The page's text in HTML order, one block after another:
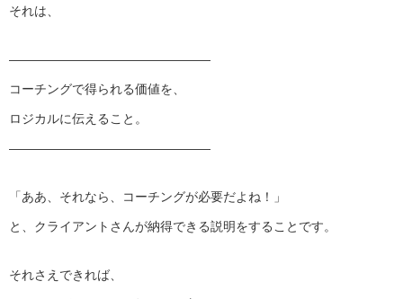
それは、
————————————————
コーチングで得られる価値を、
ロジカルに伝えること。
————————————————
「ああ、それなら、コーチングが必要だよね！」
と、クライアントさんが納得できる説明をすることです。
それさえできれば、